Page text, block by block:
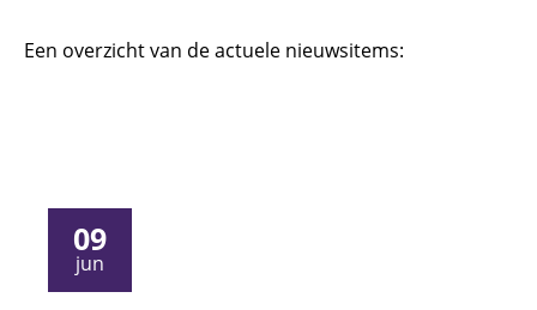
Een overzicht van de actuele nieuwsitems:
09
jun